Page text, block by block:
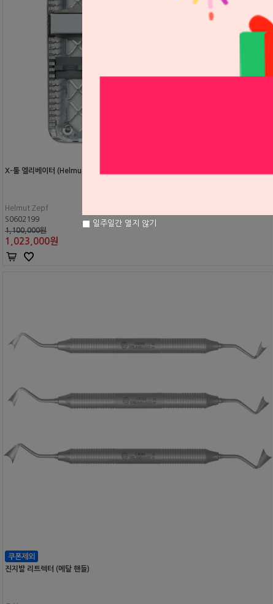
X-툴 엘리베이터 (Helmut Zepf)
Helmut Zepf
S0602199
1,100,000원
1,023,000원
진지발 리트렉터 (메탈 핸들)
일주일간 열지 않기